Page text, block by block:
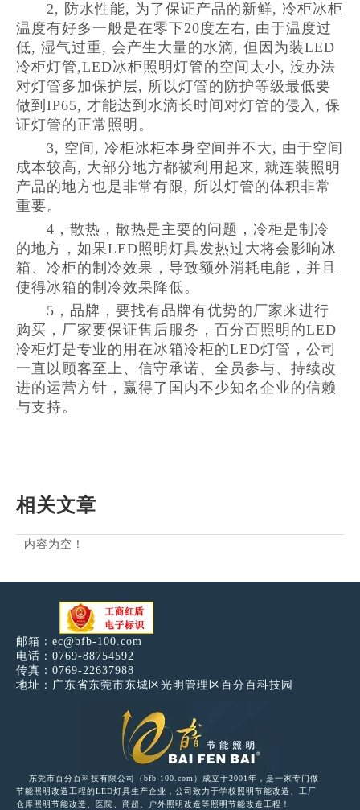
2, 防水性能, 为了保证产品的新鲜, 冷柜冰柜
温度有好多一般是在零下20度左右, 由于温度过
低, 湿气过重, 会产生大量的水滴, 但因为装LED
冷柜灯管,LED冰柜照明灯管的空间太小, 没办法
对灯管多加保护层, 所以灯管的防护等级最低要
做到IP65, 才能达到水滴长时间对灯管的侵入, 保
证灯管的正常照明。
3, 空间, 冷柜冰柜本身空间并不大, 由于空间
成本较高, 大部分地方都被利用起来, 就连装照明
产品的地方也是非常有限, 所以灯管的体积非常
重要。
4，散热，散热是主要的问题，冷柜是制冷
的地方，如果LED照明灯具发热过大将会影响冰
箱、冷柜的制冷效果，导致额外消耗电能，并且
使得冰箱的制冷效果降低。
5，品牌，要找有品牌有优势的厂家来进行
购买，厂家要保证售后服务，百分百照明的LED
冷柜灯是专业的用在冰箱冷柜的LED灯管，公司
一直以顾客至上、信守承诺、全员参与、持续改
进的运营方针，赢得了国内不少知名企业的信赖
与支持。
相关文章
内容为空！
邮箱： ec@bfb-100.com
电话：0769-88754592
传真：0769-22637988
地址：广东省东莞市东城区光明管理区百分百科技园
东莞市百分百科技有限公司（bfb-100.com）成立于2001年，是一家专门做
节能照明改造工程的LED灯具生产企业，公司致力于学校照明节能改造、工厂
仓库照明节能改造、医院、商超、户外照明改造等照明节能改造工程！